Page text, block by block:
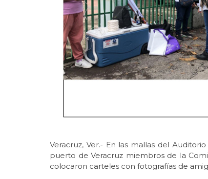
Veracruz, Ver.- En las mallas del
puerto de Veracruz miembros de la
colocaron carteles con fotografías de